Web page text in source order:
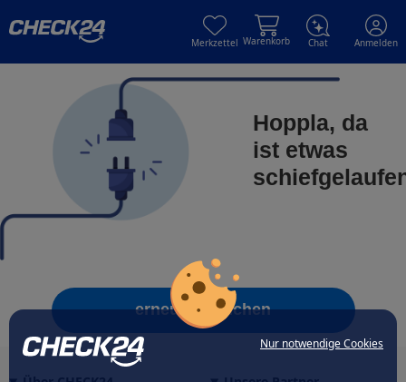
Nur notwendige Cookies
Merkzettel Warenkorb Chat Anmelden
Hoppla, da
ist etwas
erneut versuchen